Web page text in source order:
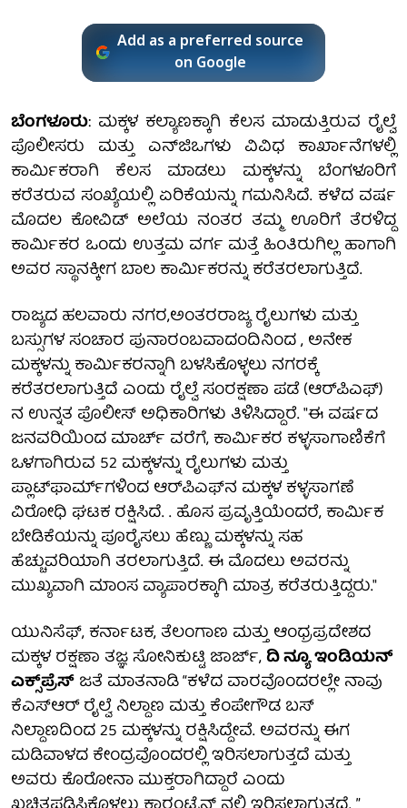
Add as a preferred source
on Google
ಬೆಂಗಳೂರು: ಮಕ್ಕಳ ಕಲ್ಯಾಣಕ್ಕಾಗಿ ಕೆಲಸ ಮಾಡುತ್ತಿರುವ ರೈಲ್ವೆ
ಪೊಲೀಸರು ಮತ್ತು ಎನ್‌ಜಿಒಗಳು ವಿವಿಧ ಕಾರ್ಖಾನೆಗಳಲ್ಲಿ
ಕಾರ್ಮಿಕರಾಗಿ ಕೆಲಸ ಮಾಡಲು ಮಕ್ಕಳನ್ನು ಬೆಂಗಳೂರಿಗೆ
ಕರೆತರುವ ಸಂಖ್ಯೆಯಲ್ಲಿ ಏರಿಕೆಯನ್ನು ಗಮನಿಸಿದೆ. ಕಳೆದ ವರ್ಷ
ಮೊದಲ ಕೋವಿಡ್ ಅಲೆಯ ನಂತರ ತಮ್ಮ ಊರಿಗೆ ತೆರಳಿದ್ದ
ಕಾರ್ಮಿಕರ ಒಂದು ಉತ್ತಮ ವರ್ಗ ಮತ್ತೆ ಹಿಂತಿರುಗಿಲ್ಲ ಹಾಗಾಗಿ
ಅವರ ಸ್ಥಾನಕ್ಕೀಗ ಬಾಲ ಕಾರ್ಮಿಕರನ್ನು ಕರೆತರಲಾಗುತ್ತಿದೆ.
ರಾಜ್ಯದ ಹಲವಾರು ನಗರ,ಅಂತರರಾಜ್ಯ ರೈಲುಗಳು ಮತ್ತು
ಬಸ್ಸುಗಳ ಸಂಚಾರ ಪುನಾರಂಬವಾದಂದಿನಿಂದ , ಅನೇಕ
ಮಕ್ಕಳನ್ನು ಕಾರ್ಮಿಕರನ್ನಾಗಿ ಬಳಸಿಕೊಳ್ಳಲು ನಗರಕ್ಕೆ
ಕರೆತರಲಾಗುತ್ತಿದೆ ಎಂದು ರೈಲ್ವೆ ಸಂರಕ್ಷಣಾ ಪಡೆ (ಆರ್‌ಪಿಎಫ್)
ನ ಉನ್ನತ ಪೊಲೀಸ್ ಅಧಿಕಾರಿಗಳು ತಿಳಿಸಿದ್ದಾರೆ. "ಈ ವರ್ಷದ
ಜನವರಿಯಿಂದ ಮಾರ್ಚ್ ವರೆಗೆ, ಕಾರ್ಮಿಕರ ಕಳ್ಳಸಾಗಾಣಿಕೆಗೆ
ಒಳಗಾಗಿರುವ 52 ಮಕ್ಕಳನ್ನು ರೈಲುಗಳು ಮತ್ತು
ಪ್ಲಾಟ್‌ಫಾರ್ಮ್‌ಗಳಿಂದ ಆರ್‌ಪಿಎಫ್‌ನ ಮಕ್ಕಳ ಕಳ್ಳಸಾಗಣೆ
ವಿರೋಧಿ ಘಟಕ ರಕ್ಷಿಸಿದೆ. . ಹೊಸ ಪ್ರವೃತ್ತಿಯೆಂದರೆ, ಕಾರ್ಮಿಕ
ಬೇಡಿಕೆಯನ್ನು ಪೂರೈಸಲು ಹೆಣ್ಣು ಮಕ್ಕಳನ್ನು ಸಹ
ಹೆಚ್ಚುವರಿಯಾಗಿ ತರಲಾಗುತ್ತಿದೆ. ಈ ಮೊದಲು ಅವರನ್ನು
ಮುಖ್ಯವಾಗಿ ಮಾಂಸ ವ್ಯಾಪಾರಕ್ಕಾಗಿ ಮಾತ್ರ ಕರೆತರುತ್ತಿದ್ದರು."
ಯುನಿಸೆಫ್, ಕರ್ನಾಟಕ, ತೆಲಂಗಾಣ ಮತ್ತು ಆಂಧ್ರಪ್ರದೇಶದ
ಮಕ್ಕಳ ರಕ್ಷಣಾ ತಜ್ಞ ಸೋನಿಕುಟ್ಟಿ ಜಾರ್ಜ್,ದಿ ನ್ಯೂ ಇಂಡಿಯನ್
ಎಕ್ಸ್‌ಪ್ರೆಸ್ಜತೆ ಮಾತನಾಡಿ “ಕಳೆದ ವಾರವೊಂದರಲ್ಲೇ ನಾವು
ಕೆಎಸ್‌ಆರ್ ರೈಲ್ವೆ ನಿಲ್ದಾಣ ಮತ್ತು ಕೆಂಪೇಗೌಡ ಬಸ್
ನಿಲ್ದಾಣದಿಂದ 25 ಮಕ್ಕಳನ್ನು ರಕ್ಷಿಸಿದ್ದೇವೆ. ಅವರನ್ನು ಈಗ
ಮಡಿವಾಳದ ಕೇಂದ್ರವೊಂದರಲ್ಲಿ ಇರಿಸಲಾಗುತ್ತದೆ ಮತ್ತು
ಅವರು ಕೊರೋನಾ ಮುಕ್ತರಾಗಿದ್ದಾರೆ ಎಂದು